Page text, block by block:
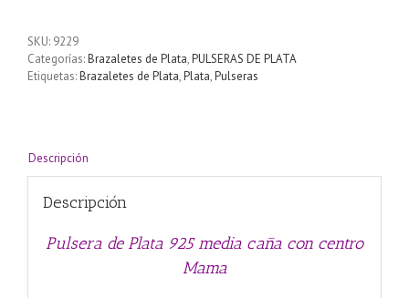
SKU: 9229
Categorías:Brazaletes de Plata,PULSERAS DE PLATA
Etiquetas:Brazaletes de Plata,Plata,Pulseras
Descripción
Descripción
Pulsera de Plata 925 media caña con centro
Mama